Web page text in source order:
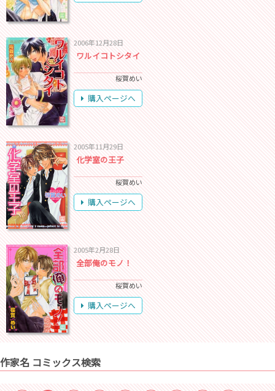
2006年12月28日
ワルイコトシタイ
桜賀めい
購入ページへ
2005年11月29日
化学室の王子
桜賀めい
購入ページへ
2005年2月28日
全部俺のモノ！
桜賀めい
購入ページへ
作家名 コミックス検索